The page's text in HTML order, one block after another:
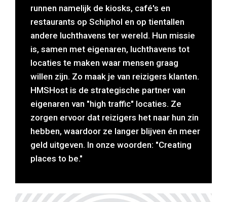
runnen namelijk de kiosks, café's en
restaurants op Schiphol en op tientallen
andere luchthavens ter wereld. Hun missie
is, samen met eigenaren, luchthavens tot
locaties te maken waar mensen graag
willen zijn. Zo maak je van reizigers klanten.
HMSHost is de strategische partner van
eigenaren van "high traffic" locaties. Ze
zorgen ervoor dat reizigers het naar hun zin
hebben, waardoor ze langer blijven én meer
geld uitgeven. In onze woorden: "Creating
places to be."